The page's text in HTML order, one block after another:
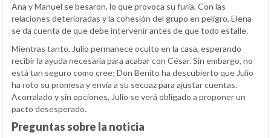
Ana y Manuel se besaron, lo que provoca su furia. Con las
relaciones deterioradas y la cohesión del grupo en peligro, Elena
se da cuenta de que debe intervenir antes de que todo estalle.
Mientras tanto, Julio permanece oculto en la casa, esperando
recibir la ayuda necesaria para acabar con César. Sin embargo, no
está tan seguro como cree; Don Benito ha descubierto que Julio
ha roto su promesa y envía a su secuaz para ajustar cuentas.
Acorralado y sin opciones, Julio se verá obligado a proponer un
pacto desesperado.
Preguntas sobre la noticia